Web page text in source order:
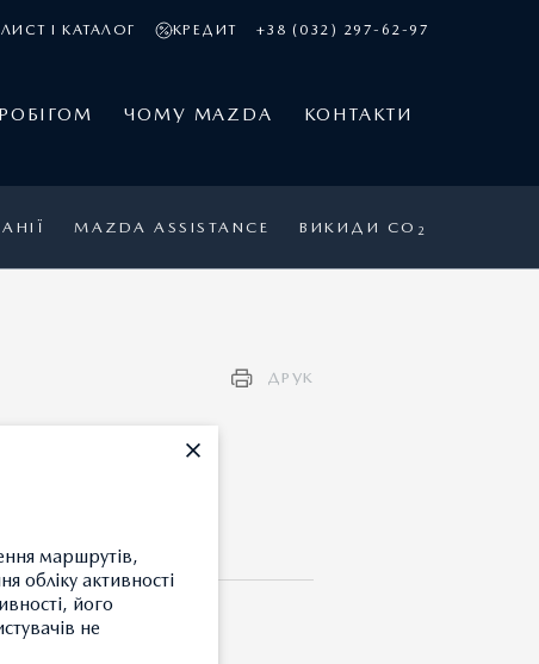
І КАТАЛОГ КРЕДИТ +38 (032) 297-62-97
ЧОМУ MAZDA КОНТАКТИ
MAZDA ASSISTANCE ВИКИДИ CO 2
ДРУК
маршрутів,
обліку активності
його
не